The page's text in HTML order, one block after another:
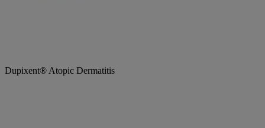
Dupixent® Atopic Dermatitis